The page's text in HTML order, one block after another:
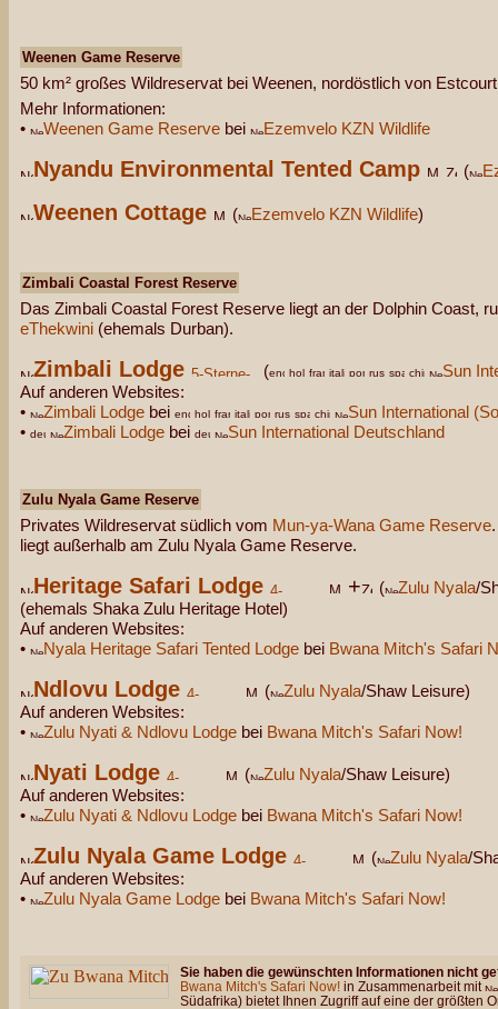
Weenen Game Reserve
50 km² großes Wildreservat bei Weenen, nordöstlich von
Mehr Informationen:
•
Weenen Game Reserve bei Ezemvelo KZN Wildlife
Nyandu Environmental Tented Camp (
Weenen Cottage ( Ezemvelo KZN Wildlife)
Zimbali Coastal Forest Reserve
Das Zimbali Coastal Forest Reserve liegt an der Dolphin Coast,
eThekwini (ehemals Durban).
Zimbali Lodge (
Sun
Auf anderen Websites:
•
Zimbali Lodge bei
Sun International
•
Zimbali Lodge bei Sun International Deutschland
Zulu Nyala Game Reserve
Privates Wildreservat südlich vom Mun-ya-Wana Game Reserve
liegt außerhalb am Zulu Nyala Game Reserve.
Heritage Safari Lodge + ( Zulu Nyala/
(ehemals Shaka Zulu Heritage Hotel)
Auf anderen Websites:
•
Nyala Heritage Safari Tented Lodge bei Bwana Mitch's Safari
Ndlovu Lodge ( Zulu Nyala/Shaw Leisure)
Auf anderen Websites:
•
Zulu Nyati & Ndlovu Lodge bei Bwana Mitch's Safari Now!
Nyati Lodge ( Zulu Nyala/Shaw Leisure)
Auf anderen Websites:
•
Zulu Nyati & Ndlovu Lodge bei Bwana Mitch's Safari Now!
Zulu Nyala Game Lodge ( Zulu Nyala/
Auf anderen Websites:
•
Zulu Nyala Game Lodge bei Bwana Mitch's Safari Now!
Sie haben die gewünschten Informationen nicht
Bwana Mitch's Safari Now! in Zusammenarbeit mit
Südafrika) bietet Ihnen Zugriff auf eine der größten